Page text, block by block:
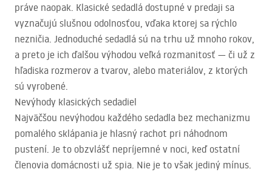
práve naopak. Klasické sedadlá dostupné v predaji sa
vyznačujú slušnou odolnosťou, vďaka ktorej sa rýchlo
nezničia. Jednoduché sedadlá sú na trhu už mnoho rokov,
a preto je ich ďalšou výhodou veľká rozmanitosť — či už z
hľadiska rozmerov a tvarov, alebo materiálov, z ktorých
sú vyrobené.
Nevýhody klasických sedadiel
Najväčšou nevýhodou každého sedadla bez mechanizmu
pomalého sklápania je hlasný rachot pri náhodnom
pustení. Je to obzvlášť nepríjemné v noci, keď ostatní
členovia domácnosti už spia. Nie je to však jediný mínus.